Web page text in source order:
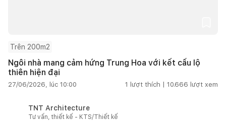
Trên 200m2
Ngôi nhà mang cảm hứng Trung Hoa với kết cấu lộ
thiên hiện đại
27/06/2026, lúc 10:00 1 lượt thích | 10.666 lượt xem
TNT Architecture
Tư vấn, thiết kế - KTS/Thiết kế